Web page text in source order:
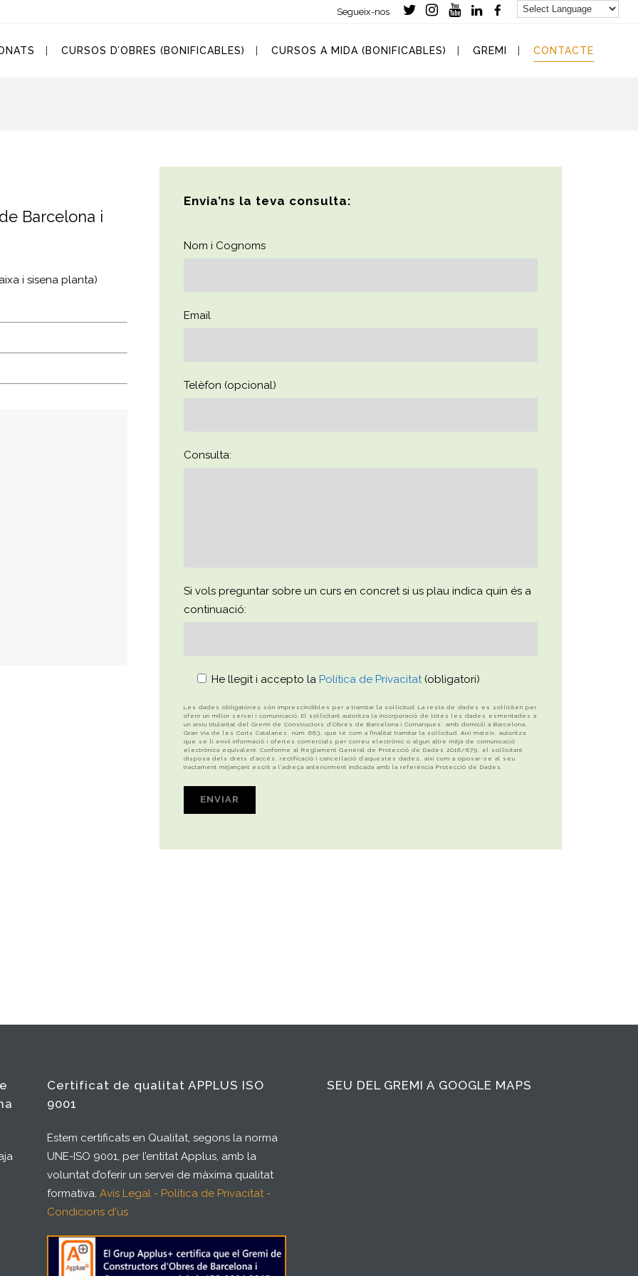
Segueix-nos
CURSOS D’OBRES (BONIFICABLES) CURSOS A MIDA (BONIFICABLES) GREMI CONTACTE
Barcelona i
i sisena planta)
Envia’ns la teva consulta:
Nom i Cognoms
Email
Telèfon (opcional)
Consulta:
Si vols preguntar sobre un curs en concret si us plau indica quin és a
continuació:
He llegit i accepto la Política de Privacitat(obligatori)
Les dades obligatòries són imprescindibles per a tramitar la sol·licitud. La resta de dades es sol·liciten per
oferir un millor servei i comunicació. El sol·licitant autoritza la incorporació de totes les dades esmentades a
un arxiu titularitat del Gremi de Constructors d’Obres de Barcelona i Comarques, amb domicili a Barcelona,
Gran Via de les Corts Catalanes, núm. 663, que té com a finalitat tramitar la sol·licitud. Així mateix, autoritza
que se li enviï informació i ofertes comercials per correu electrònic o algun altre mitjà de comunicació
electrònica equivalent. Conforme al Reglament General de Protecció de Dades 2016/679, el sol·licitant
disposa dels drets d’accés, rectificació i cancel·lació d’aquestes dades, així com a oposar-se al seu
tractament mitjançant escrit a l’adreça anteriorment indicada amb la referència Protecció de Dades.
Certificat de qualitat APPLUS ISO
9001
Estem certificats en Qualitat, segons la norma
UNE-ISO 9001, per l’entitat Applus, amb la
voluntat d’oferir un servei de màxima qualitat
formativa. Avís Legal - Política de Privacitat -
Condicions d'ús
SEU DEL GREMI A GOOGLE MAPS